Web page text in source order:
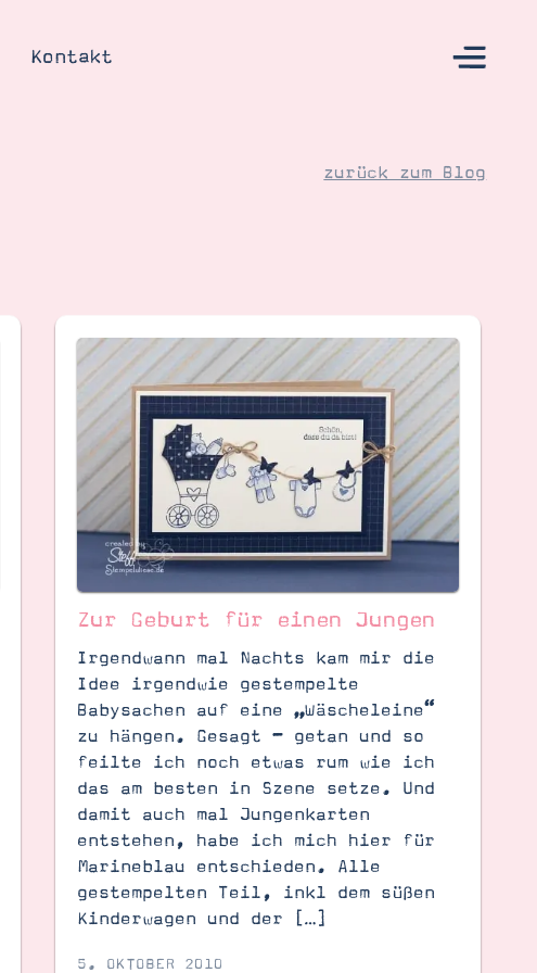
Kontakt
zurück zum Blog
Zur Geburt für einen Jungen
Irgendwann mal Nachts kam mir die
Idee irgendwie gestempelte
Babysachen auf eine „Wäscheleine“
zu hängen. Gesagt – getan und so
feilte ich noch etwas rum wie ich
das am besten in Szene setze. Und
damit auch mal Jungenkarten
entstehen, habe ich mich hier für
Marineblau entschieden. Alle
gestempelten Teil, inkl dem süßen
Kinderwagen und der […]
5. OKTOBER 2010